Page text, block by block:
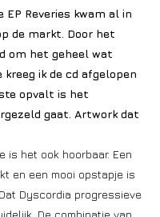
Reveries kwam al in
de markt. Door het
om het geheel wat
ik de cd afgelopen
opvalt is het
gaat. Artwork dat
is het ook hoorbaar. Een
en een mooi opstapje is
Dyscordia progressieve
De combinatie van